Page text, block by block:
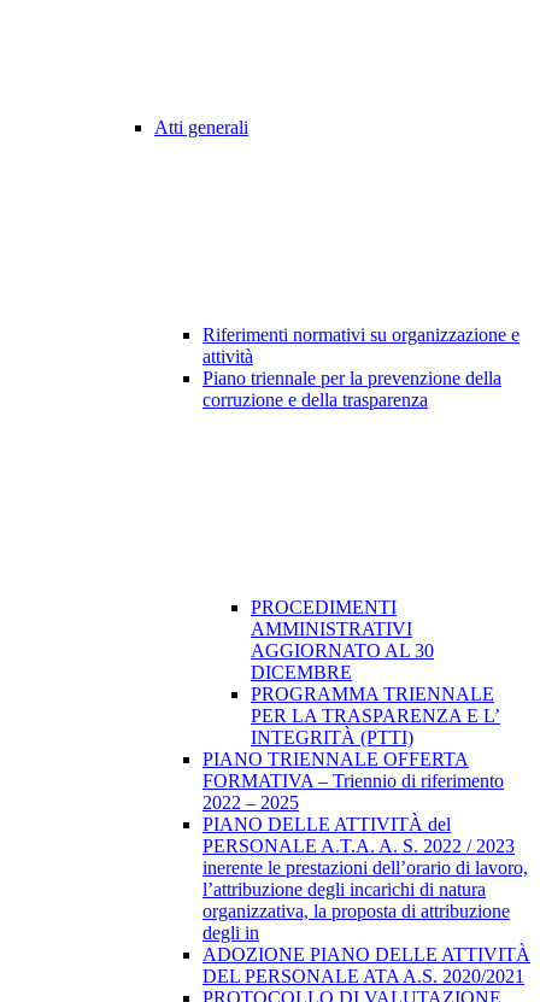
Atti generali
Riferimenti normativi su organizzazione e
attività
Piano triennale per la prevenzione della
corruzione e della trasparenza
PROCEDIMENTI
AMMINISTRATIVI
AGGIORNATO AL 30
DICEMBRE
PROGRAMMA TRIENNALE
PER LA TRASPARENZA E L’
INTEGRITÀ (PTTI)
PIANO TRIENNALE OFFERTA
FORMATIVA – Triennio di riferimento
2022 – 2025
PIANO DELLE ATTIVITÀ del
PERSONALE A.T.A. A. S. 2022 / 2023
inerente le prestazioni dell’orario di lavoro,
l’attribuzione degli incarichi di natura
organizzativa, la proposta di attribuzione
degli in
ADOZIONE PIANO DELLE ATTIVITÀ
DEL PERSONALE ATA A.S. 2020/2021